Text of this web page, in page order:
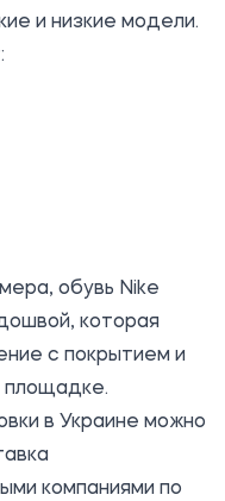
и низкие модели.
обувь Nike
которая
с покрытием и
площадке.
в Украине можно
компаниями по